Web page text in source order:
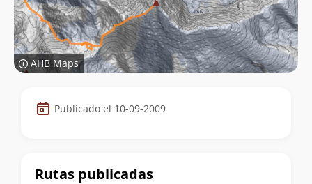
AHB Maps
Datos
de
cumbre
Publicado el 10-09-2009
Rutas publicadas